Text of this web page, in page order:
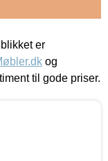
er
og
til gode priser.